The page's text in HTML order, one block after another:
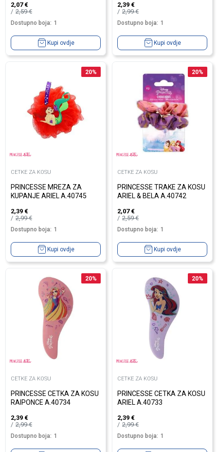
2,07 €
2,59€
Dostupno boja: 1
Kupi ovdje
2,39 €
2,99€
Dostupno boja: 1
Kupi ovdje
20%
CETKE ZA KOSU
PRINCESSE MREZA ZA
KUPANJE ARIEL A.40745
2,39 €
2,99€
Dostupno boja: 1
Kupi ovdje
20%
CETKE ZA KOSU
PRINCESSE TRAKE ZA KOSU
ARIEL & BELA A.40742
2,07 €
2,59€
Dostupno boja: 1
Kupi ovdje
20%
CETKE ZA KOSU
PRINCESSE CETKA ZA KOSU
RAIPONCE A.40734
2,39 €
2,99€
Dostupno boja: 1
20%
CETKE ZA KOSU
PRINCESSE CETKA ZA KOSU
ARIEL A.40733
2,39 €
2,99€
Dostupno boja: 1